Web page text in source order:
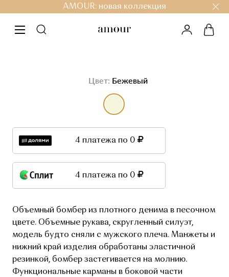
AMOUR: новая коллекция
меню личный
Цвет: Бежевый
выбор цвета
4 платежа по 0
4 платежа по 0
Объемный бомбер из плотного денима в песочном
цвете. Объемные рукава, скругленный силуэт,
модель будто сняли с мужского плеча. Манжеты и
нижний край изделия обработаны эластичной
резинкой, бомбер застегивается на молнию.
Функциональные карманы в боковой части